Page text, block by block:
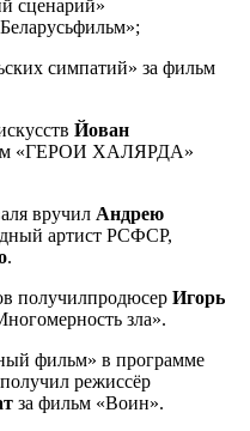
сценарий»
симпатий» за фильм
Йован
«ГЕРОИ ХАЛЯРДА»
вручил Андрею
артист РСФСР,
.
получилпродюсер Игорь
зла».
фильм» в программе
режиссёр
за фильм «Воин».